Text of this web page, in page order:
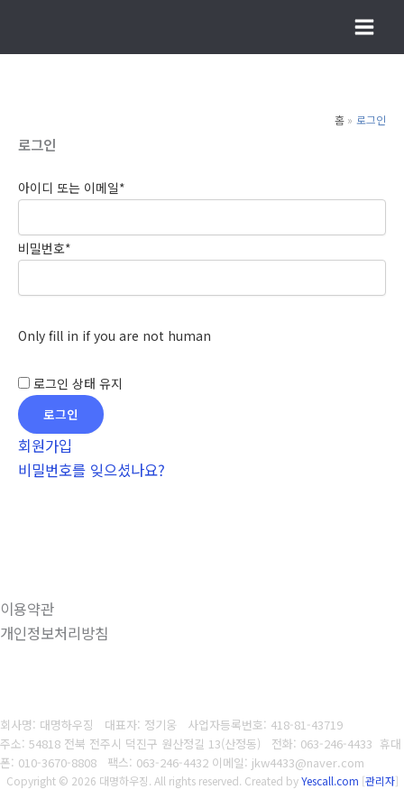
츠
홈 로그인
로그인
아이디 또는 이메일*
비밀번호*
Only fill in if you are not human
로그인 상태 유지
회원가입
비밀번호를 잊으셨나요?
이용약관
개인정보처리방침
회사명: 대명하우징 대표자: 정기웅 사업자등록번호: 418-81-43719
주소: 54818 전북 전주시 덕진구 원산정길 13(산정동) 전화: 063-246-4433 휴대
폰: 010-3670-8808 팩스: 063-246-4432 이메일: jkw4433@naver.com
Copyright © 2026 대명하우징. All rights reserved. Created byYescall.com [관리자]